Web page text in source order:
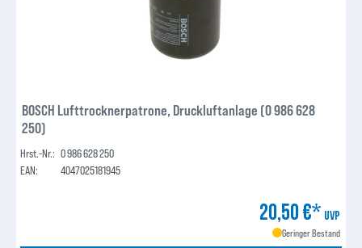
BOSCH Lufttrocknerpatrone, Druckluftanlage (0 986 628
250)
Hrst.-Nr.: 0 986 628 250
EAN:
4047025181945
20,50 €* UVP
Geringer Bestand